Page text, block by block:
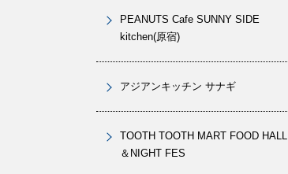
PEANUTS Cafe SUNNY SIDE
kitchen(原宿)
アジアンキッチン サナギ
TOOTH TOOTH MART FOOD HALL
＆NIGHT FES